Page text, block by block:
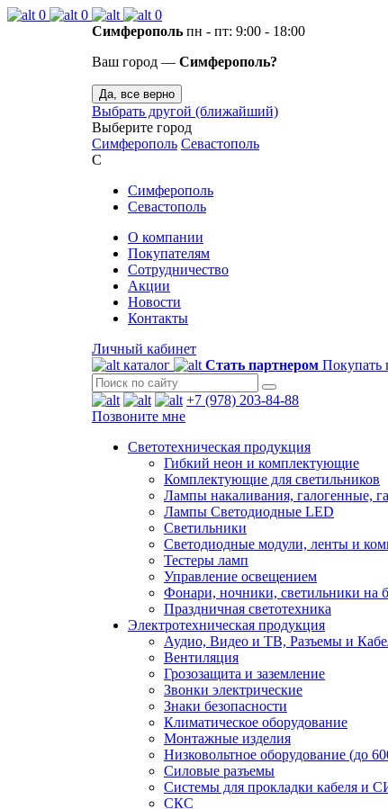
0 0
0
Симферополь пн - пт: 9:00 - 18:00
Ваш город — Симферополь?
Да, все верно
Выбрать другой (ближайший)
Выберите город
Симферополь Севастополь
С
Симферополь
Севастополь
О компании
Покупателям
Сотрудничество
Акции
Новости
Контакты
Личный кабинет
каталог
Стать партнером Покупать
+7 (978) 203-84-88
Позвоните мне
Светотехническая продукция
Гибкий неон и комплектующие
Комплектующие для светильников
Лампы накаливания, галогенные,
Лампы Светодиодные LED
Светильники
Светодиодные модули, ленты и
Тестеры ламп
Управление освещением
Фонари, ночники, светильники на
Праздничная светотехника
Электротехническая продукция
Аудио, Видео и ТВ, Разъемы и
Вентиляция
Грозозащита и заземление
Звонки электрические
Знаки безопасности
Климатическое оборудование
Монтажные изделия
Низковольтное оборудование (до
Силовые разъемы
Системы для прокладки кабеля и
СКС